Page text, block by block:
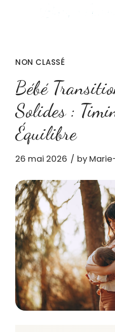
NON CLASSÉ
Bébé
Solides :
Équilibre
26 mai 2026 by